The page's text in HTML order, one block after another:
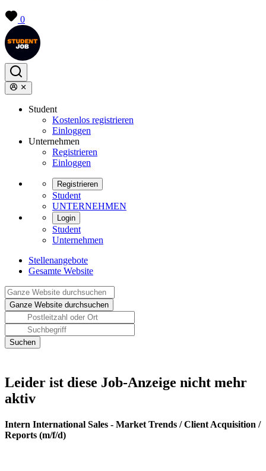
0
Student
Kostenlos registrieren
Einloggen
Unternehmen
Registrieren
Einloggen
Registrieren
Student
UNTERNEHMEN
Login
Student
Unternehmen
Stellenangebote
Gesamte Website
Leider ist diese Job-Anzeige nicht mehr
aktiv
Intern International Sales - Market Trends / Client Acquisition /
Reports (m/f/d)